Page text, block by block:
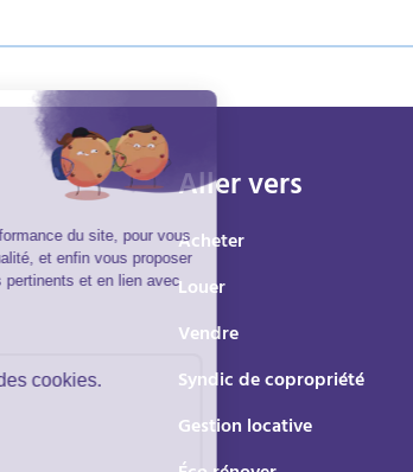
Aller vers
Acheter
Louer
Vendre
Syndic de copropriété
Gestion locative